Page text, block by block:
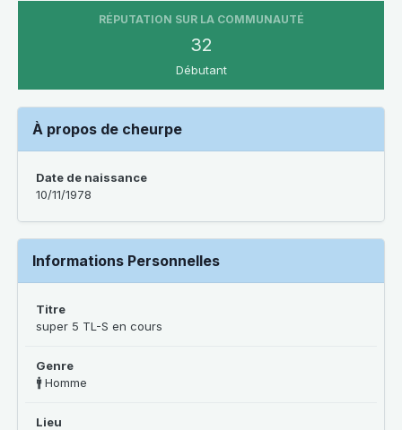
RÉPUTATION SUR LA COMMUNAUTÉ
32
Débutant
À propos de cheurpe
Date de naissance
10/11/1978
Informations Personnelles
Titre
super 5 TL-S en cours
Genre
🚹 Homme
Lieu